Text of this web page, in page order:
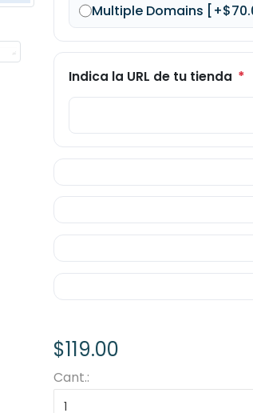
Multiple Domains
Indica la URL de tu tienda *
$119.00
Cant.: